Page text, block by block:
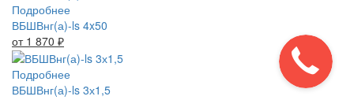
Подробнее
ВБШВнг(а)-ls 4x50
от 1 870 ₽
Подробнее
ВБШВнг(а)-ls 3х1,5